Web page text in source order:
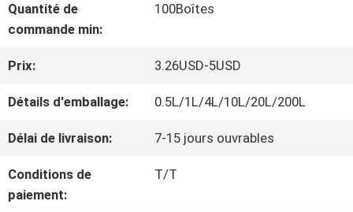
CONTRÔLE
DE
LA
QUALITÉ
CONTACT
Quantité de
commande min:
100Boîtes
Prix: 3.26USD-5USD
Détails d'emballage: 0.5L/1L/4L/10L/20L/200L
Délai de livraison: 7-15 jours ouvrables
Conditions de
paiement:
T/T